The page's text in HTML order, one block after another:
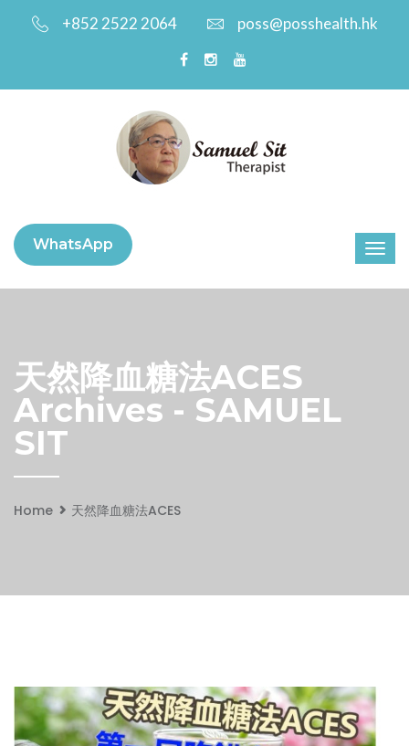
+852 2522 2064 poss@posshealth.hk
WhatsApp
天然降血糖法ACES
Archives - SAMUEL
SIT
Home 天然降血糖法ACES